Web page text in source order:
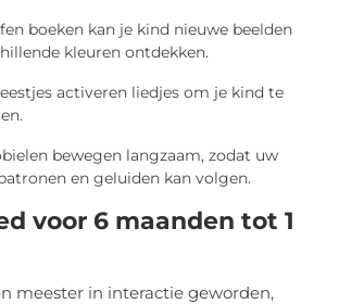
boeken kan je kind nieuwe beelden
kleuren ontdekken.
activeren liedjes om je kind te
bewegen langzaam, zodat uw
en geluiden kan volgen.
voor 6 maanden tot 1
meester in interactie geworden,